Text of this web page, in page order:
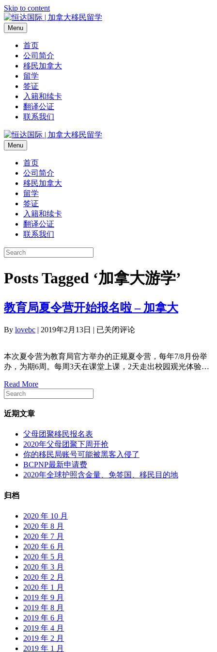
Skip to content
Menu
首页
公司简介
移民加拿大
留学
签证
入籍和续卡
翻译公证
联系我们
Menu
首页
公司简介
移民加拿大
留学
签证
入籍和续卡
翻译公证
联系我们
Posts Tagged ‘加拿大游学’
教育局夏令营开始报名啦 – 加拿大
By lovebc | 2019年2月13日 | 教
夏
令
–
加
拿
大
已关闭评论
本次夏令营为教育局官方举办的正规夏令营，每年7/8月份举
办，为期6周。每周3天在课堂上课，2天走出校园观光体验…
Read More
近期文章
父母团聚移民报名表
2020年父母团聚下周开抢
你的移民局账号可能被黑客入侵了
BCPNP最新申请费
2020年全球护照含金量、免签国、移民目的地
归档
2020 年 10 月
2020 年 8 月
2020 年 7 月
2020 年 6 月
2020 年 5 月
2020 年 3 月
2020 年 2 月
2020 年 1 月
2019 年 9 月
2019 年 8 月
2019 年 6 月
2019 年 4 月
2019 年 2 月
2019 年 1 月